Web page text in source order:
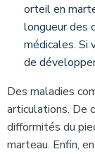
orteil en
longueur des
médicales. Si
de
Des maladies
articulations. De
difformités du
marteau. Enfin,